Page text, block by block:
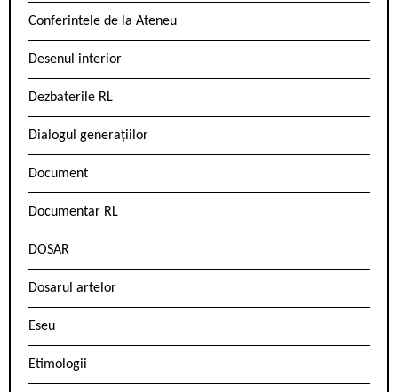
Conferintele de la Ateneu
Desenul interior
Dezbaterile RL
Dialogul generațiilor
Document
Documentar RL
DOSAR
Dosarul artelor
Eseu
Etimologii